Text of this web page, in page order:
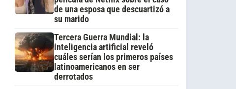
de una esposa que descuartizó a
su marido
Tercera Guerra Mundial: la
inteligencia artificial reveló
cuáles serían los primeros países
latinoamericanos en ser
derrotados